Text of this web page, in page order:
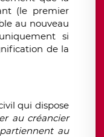
(le premier
au nouveau
si
de la
qui dispose
au créancier
au